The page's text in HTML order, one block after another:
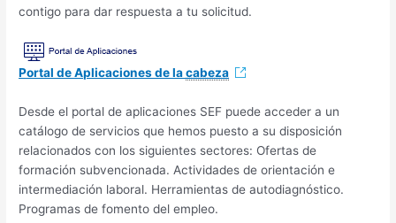
contigo para dar respuesta a tu solicitud.
Portal de Aplicaciones de lacabeza
Desde el portal de aplicaciones SEF puede acceder a un
catálogo de servicios que hemos puesto a su disposición
relacionados con los siguientes sectores: Ofertas de
formación subvencionada. Actividades de orientación e
intermediación laboral. Herramientas de autodiagnóstico.
Programas de fomento del empleo.